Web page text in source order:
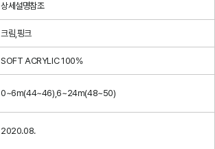
상세설명참조
크림,핑크
SOFT ACRYLIC 100%
0~6m(44~46),6~24m(48~50)
2020.08.